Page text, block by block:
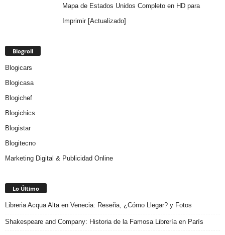
Mapa de Estados Unidos Completo en HD para
Imprimir [Actualizado]
Blogroll
Blogicars
Blogicasa
Blogichef
Blogichics
Blogistar
Blogitecno
Marketing Digital & Publicidad Online
Lo Último
Libreria Acqua Alta en Venecia: Reseña, ¿Cómo Llegar? y Fotos
Shakespeare and Company: Historia de la Famosa Librería en París